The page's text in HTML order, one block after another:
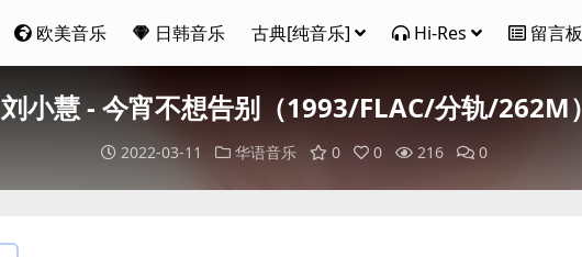
欧美音乐 日韩音乐 古典[纯音乐] Hi-Res 留言板
刘小慧 - 今宵不想告别（1993/FLAC/分轨/262M）
2022-03-11 华语音乐 0 0 216 0